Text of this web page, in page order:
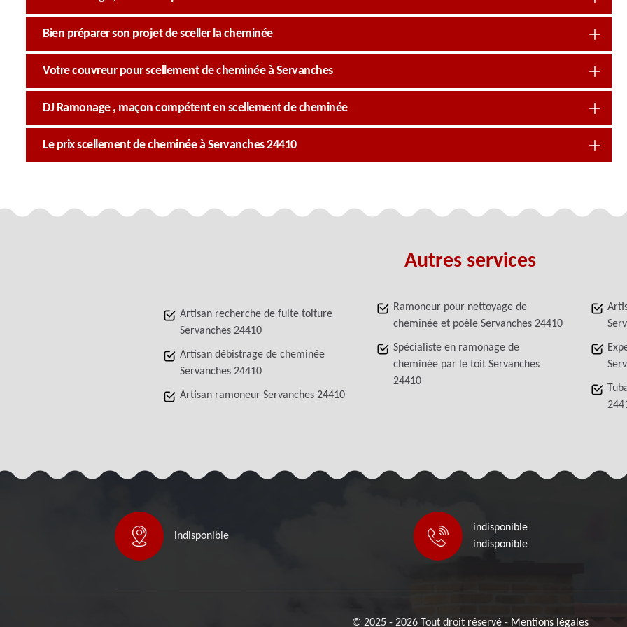
Bien préparer son projet de sceller la cheminée
Votre couvreur pour scellement de cheminée à Servanches
DJ Ramonage , maçon compétent en scellement de cheminée
Le prix scellement de cheminée à Servanches 24410
Autres services
Artisan recherche de fuite toiture
Servanches 24410
Artisan débistrage de cheminée
Servanches 24410
Artisan ramoneur Servanches 24410
Ramoneur pour nettoyage de
cheminée et poêle Servanches 24410
Spécialiste en ramonage de
cheminée par le toit Servanches
24410
indisponible
indisponible
indisponible
© 2025 - 2026 Tout droit réservé - Mentions légales